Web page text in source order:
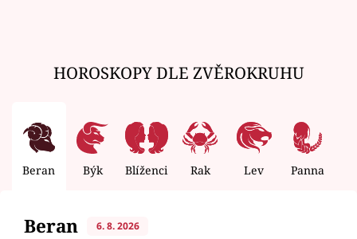
HOROSKOPY DLE ZVĚROKRUHU
Beran Býk Blíženci Rak Lev Panna
Beran 6. 8. 2026